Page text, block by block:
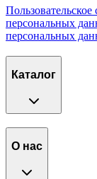
Пользовательское
персональных
персональных
Каталог
О нас